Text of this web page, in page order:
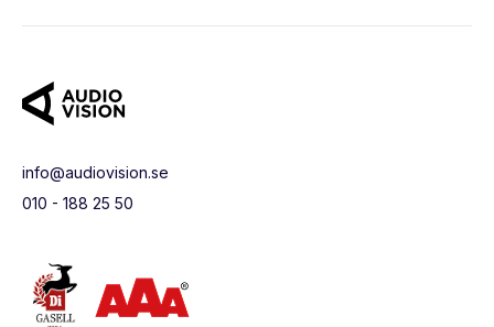
info@audiovision.se
010 - 188 25 50